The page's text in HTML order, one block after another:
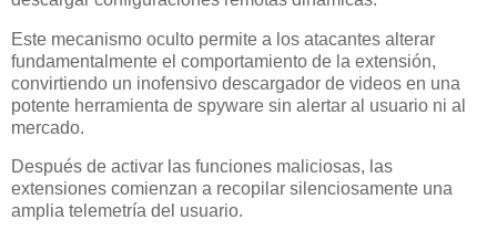
Este mecanismo oculto permite a los atacantes alterar
fundamentalmente el comportamiento de la extensión,
convirtiendo un inofensivo descargador de videos en una
potente herramienta de spyware sin alertar al usuario ni al
mercado.
Después de activar las funciones maliciosas, las
extensiones comienzan a recopilar silenciosamente una
amplia telemetría del usuario.